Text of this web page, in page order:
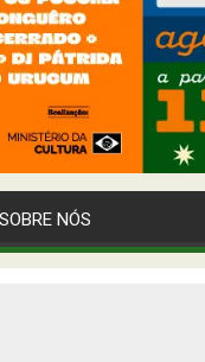
SOBRE NÓS